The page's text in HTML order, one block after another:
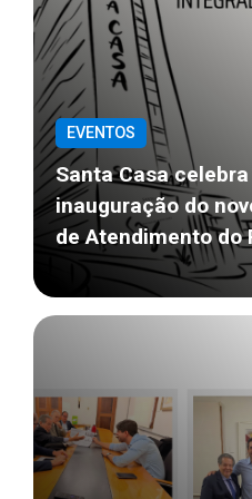
EVENTOS
Santa Casa
inauguração do
de Atendimento do